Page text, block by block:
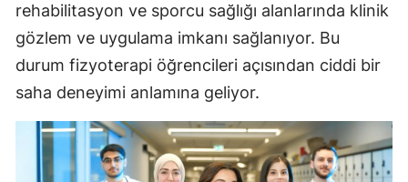
rehabilitasyon ve sporcu sağlığı alanlarında klinik
gözlem ve uygulama imkanı sağlanıyor. Bu
durum fizyoterapi öğrencileri açısından ciddi bir
saha deneyimi anlamına geliyor.